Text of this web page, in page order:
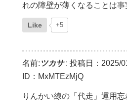
れの障壁が薄くなることは事
Like +5
名前: ツカサ: 投稿日：2025/
ID：MxMTEzMjQ
りんかい線の「代走」運用